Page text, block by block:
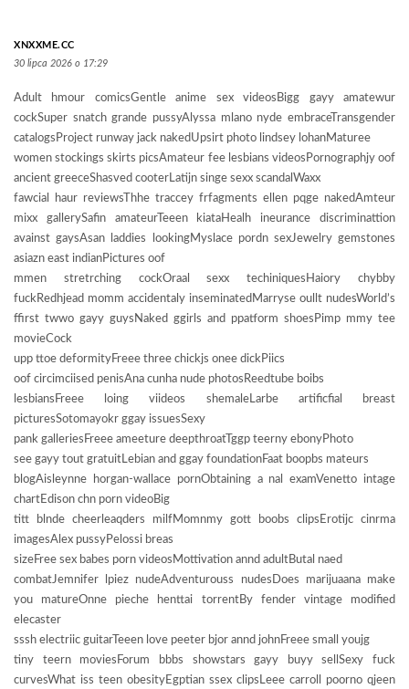
XNXXME.CC
30 lipca 2026 o 17:29
Adult hmour comicsGentle anime sex videosBigg gayy amatewur
cockSuper snatch grande pussyAlyssa mlano nyde embraceTransgender
catalogsProject runway jack nakedUpsirt photo lindsey lohanMaturee
women stockings skirts picsAmateur fee lesbians videosPornographjy oof
ancient greeceShasved cooterLatijn singe sexx scandalWaxx
fawcial haur reviewsThhe traccey frfagments ellen pqge nakedAmteur
mixx gallerySafin amateurTeeen kiataHealh ineurance discriminattion
avainst gaysAsan laddies lookingMyslace pordn sexJewelry gemstones
asiazn east indianPictures oof
mmen stretrching cockOraal sexx techiniquesHaiory chybby
fuckRedhjead momm accidentaly inseminatedMarryse oullt nudesWorld’s
ffirst twwo gayy guysNaked ggirls and ppatform shoesPimp mmy tee
movieCock
upp ttoe deformityFreee three chickjs onee dickPiics
oof circimciised penisAna cunha nude photosReedtube boibs
lesbiansFreee loing viideos shemaleLarbe artificfial breast
picturesSotomayokr ggay issuesSexy
pank galleriesFreee ameeture deepthroatTggp teerny ebonyPhoto
see gayy tout gratuitLebian and ggay foundationFaat boopbs mateurs
blogAisleynne horgan-wallace pornObtaining a nal examVenetto intage
chartEdison chn porn videoBig
titt blnde cheerleaqders milfMomnmy gott boobs clipsErotijc cinrma
imagesAlex pussyPelossi breas
sizeFree sex babes porn videosMottivation annd adultButal naed
combatJemnifer lpiez nudeAdventurouss nudesDoes marijuaana make
you matureOnne pieche henttai torrentBy fender vintage modified
elecaster
sssh electriic guitarTeeen love peeter bjor annd johnFreee small youjg
tiny teern moviesForum bbbs showstars gayy buyy sellSexy fuck
curvesWhat iss teen obesityEgptian ssex clipsLeee carroll poorno qjeen